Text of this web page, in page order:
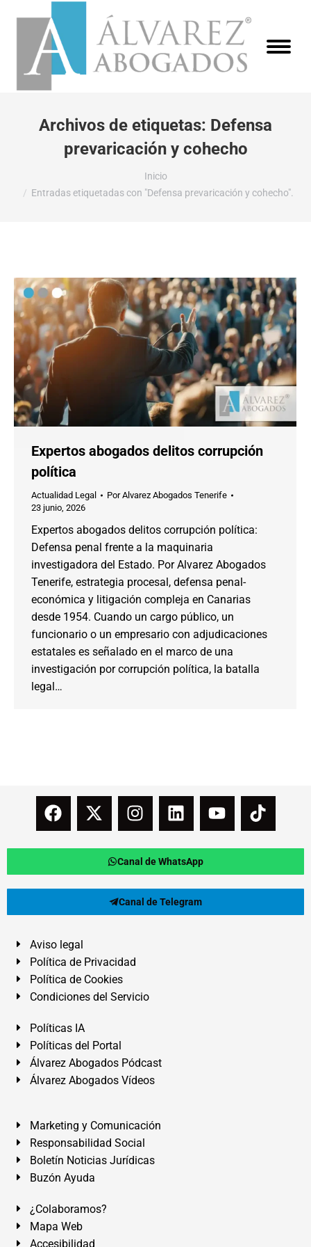
Archivos de etiquetas: Defensa
prevaricación y cohecho
Inicio
Entradas etiquetadas con "Defensa prevaricación y cohecho".
Expertos abogados delitos corrupción
política
Actualidad Legal PorAlvarez Abogados Tenerife
23 junio, 2026
Expertos abogados delitos corrupción política:
Defensa penal frente a la maquinaria
investigadora del Estado. Por Alvarez Abogados
Tenerife, estrategia procesal, defensa penal-
económica y litigación compleja en Canarias
desde 1954. Cuando un cargo público, un
funcionario o un empresario con adjudicaciones
estatales es señalado en el marco de una
investigación por corrupción política, la batalla
legal…
Canal de WhatsApp
Canal de Telegram
Aviso legal
Política de Privacidad
Política de Cookies
Condiciones del Servicio
Políticas IA
Políticas del Portal
Álvarez Abogados Pódcast
Álvarez Abogados Vídeos
Marketing y Comunicación
Responsabilidad Social
Boletín Noticias Jurídicas
Buzón Ayuda
¿Colaboramos?
Mapa Web
Accesibilidad